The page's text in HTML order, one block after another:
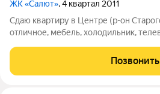
ЖК «Салют», 4 квартал 2011
Сдаю квартиру в Центре (р-он
отличное, мебель, холодильник,
платежи. Залог можно разделить на
Фотографии настоящие.
Позвонить